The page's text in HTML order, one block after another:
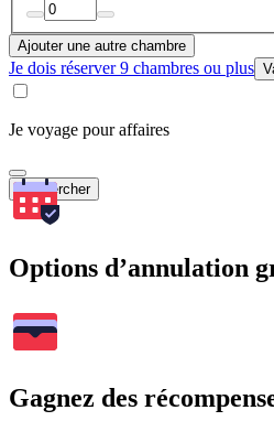
Ajouter une autre chambre
Je dois réserver 9 chambres ou plus
Je voyage pour affaires
Rechercher
Options d’annulation
Gagnez des